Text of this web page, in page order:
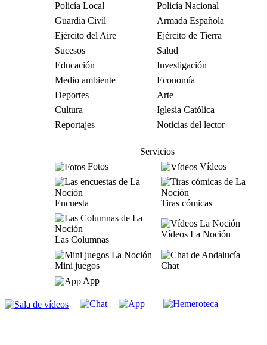
Policía Local
Policía Nacional
Guardia Civil
Armada Española
Ejército del Aire
Ejército de Tierra
Sucesos
Salud
Educación
Investigación
Medio ambiente
Economía
Deportes
Arte
Cultura
Iglesia Católica
Reportajes
Noticias del lector
Servicios
Fotos
Vídeos
Encuesta Tiras cómicas
Las Columnas
Vídeos La Noción
Mini juegos
Chat
App
| | |